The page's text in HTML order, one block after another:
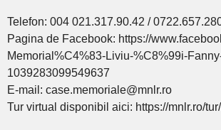
Telefon: 004 021.317.90.42 /
Pagina de Facebook: https://
Memorial%C4%83-Liviu-%C8%99i-
1039283099549637
E-mail: case.memoriale@mnlr.ro
Tur virtual disponibil aici: https://mnlr.ro/